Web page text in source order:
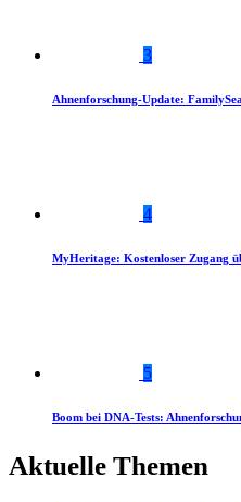
3
Ahnenforschung-Update:
4
MyHeritage: Kostenloser Zugang
5
Boom bei DNA-Tests:
Aktuelle Themen